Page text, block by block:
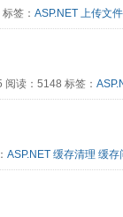
签： ASP.NET 上传文件
读：5148 标签：
ASP.NET 缓存清理 缓存